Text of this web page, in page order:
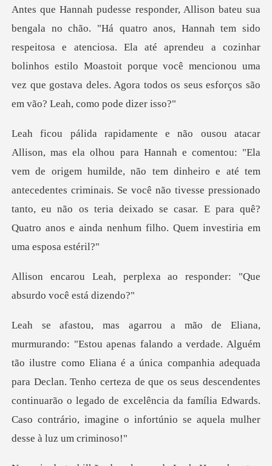
sido
respeitosa e atenciosa. Ela até aprendeu a cozinhar
bolinhos estilo Moastoit porque você menci
gem humilde, não tem dinheiro e até tem
antecedentes criminais. Se você não tivesse pressionado
tanto, eu não o
plexa ao responder: "Que
o Eliana é a única companhia adequada
para Declan. Tenho certeza de que os seus descendentes
continuarão o legado